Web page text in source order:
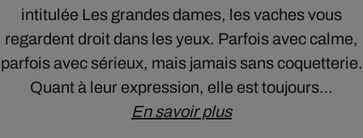
intitulée Les grandes dames, les vaches vous
regardent droit dans les yeux. Parfois avec calme,
parfois avec sérieux, mais jamais sans coquetterie.
Quant à leur expression, elle est toujours…
En savoir plus